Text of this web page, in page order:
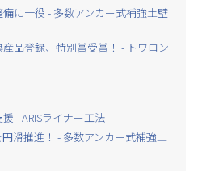
に一役 - 多数アンカー式補強土壁
品登録、特別賞受賞！ - トワロン
- ARISライナー工法 -
滑推進！ - 多数アンカー式補強土